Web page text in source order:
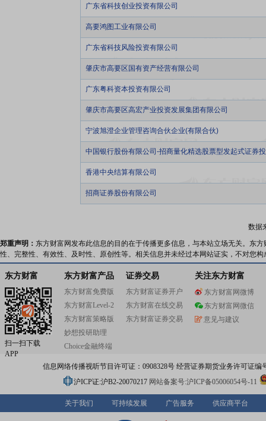
广东省科技创业投资有限公司
高要鸿图工业有限公司
广东省科技风险投资有限公司
肇庆市高要区国有资产经营有限公司
广东粤科资本投资有限公司
肇庆市高要区高宏产业投资发展集团有限公司
宁波旭澄企业管理咨询合伙企业(有限合伙)
中国银行股份有限公司-招商量化精选股票型发起式证券
香港中央结算有限公司
招商证券股份有限公司
数据
郑重声明： 东方财富网发布此信息的目的在于传播更多信息，与本站立场无关。东
性、完整性、有效性、及时性、原创性等。相关信息并未经过本网站证实，不对您
东方财富
扫一扫下载
APP
东方财富产品
东方财富免费版
东方财富Level-2
东方财富策略版
妙想投研助理
Choice金融终端
证券交易
东方财富证券开户
东方财富在线交易
东方财富证券交易
关注东方财富
东方财富网微博
东方财富网微信
意见与建议
信息网络传播视听节目许可证：0908328号 经营证券期货业务许可证编
沪ICP证:沪B2-20070217 网站备案号:沪ICP备05006054号-11
关于我们 可持续发展 广告服务 供应商平台